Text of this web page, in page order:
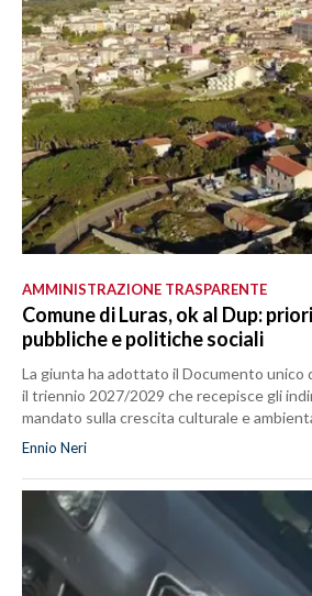
AMMINISTRAZIONE TRASPARENTE
Comune di Luras, ok al Dup:
pubbliche e politiche sociali
La giunta ha adottato il Documento unico
il triennio 2027/2029 che recepisce gli
mandato sulla crescita culturale e
Ennio Neri